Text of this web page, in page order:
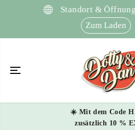
SKIP TO
CONTENT
Standort &
Zum Laden
☀️ Mit dem Code
zusätzlich 10 %